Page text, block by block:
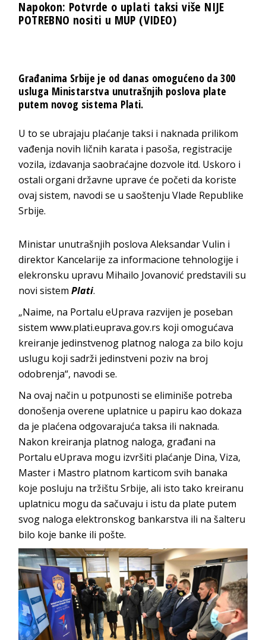
Napokon: Potvrde o uplati taksi više NIJE
POTREBNO nositi u MUP (VIDEO)
Građanima Srbije je od danas omogućeno da 300
usluga Ministarstva unutrašnjih poslova plate
putem novog sistema Plati.
U to se ubrajaju plaćanje taksi i naknada prilikom
vađenja novih ličnih karata i pasoša, registracije
vozila, izdavanja saobraćajne dozvole itd. Uskoro i
ostali organi državne uprave će početi da koriste
ovaj sistem, navodi se u saoštenju Vlade Republike
Srbije.
Ministar unutrašnjih poslova Aleksandar Vulin i
direktor Kancelarije za informacione tehnologije i
elekronsku upravu Mihailo Jovanović predstavili su
novi sistemPlati.
„Naime, na Portalu eUprava razvijen je poseban
sistem www.plati.euprava.gov.rs koji omogućava
kreiranje jedinstvenog platnog naloga za bilo koju
uslugu koji sadrži jedinstveni poziv na broj
odobrenja“, navodi se.
Na ovaj način u potpunosti se eliminiše potreba
donošenja overene uplatnice u papiru kao dokaza
da je plaćena odgovarajuća taksa ili naknada.
Nakon kreiranja platnog naloga, građani na
Portalu eUprava mogu izvršiti plaćanje Dina, Viza,
Master i Mastro platnom karticom svih banaka
koje posluju na tržištu Srbije, ali isto tako kreiranu
uplatnicu mogu da sačuvaju i istu da plate putem
svog naloga elektronskog bankarstva ili na šalteru
bilo koje banke ili pošte.